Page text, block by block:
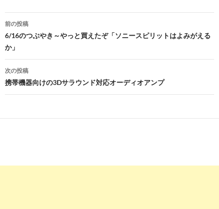
投
稿
ナ
ビ
ゲ
シ
前の投稿
6/16のつぶやき～やっと買えたぞ「ソニースピリットはよみがえる
か」
次の投稿
携帯機器向けの3Dサラウンド対応オーディオアンプ